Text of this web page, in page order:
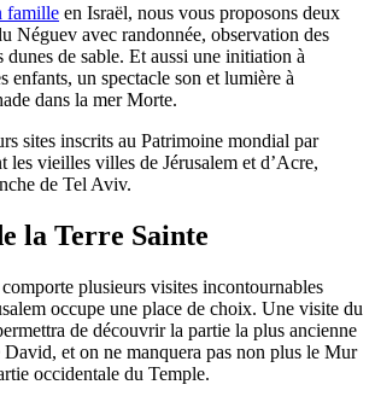
famille en Israël, nous vous proposons deux
Néguev avec randonnée, observation des
dunes de sable. Et aussi une initiation à
enfants, un spectacle son et lumière à
dans la mer Morte.
sites inscrits au Patrimoine mondial par
les vieilles villes de Jérusalem et d’Acre,
de Tel Aviv.
la Terre Sainte
plusieurs visites incontournables
occupe une place de choix. Une visite du
de découvrir la partie la plus ancienne
et on ne manquera pas non plus le Mur
occidentale du Temple.